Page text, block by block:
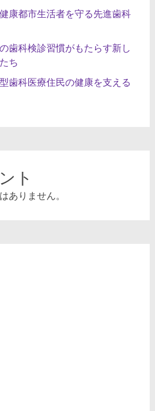
康都市生活者を守る先進歯科
歯科検診習慣がもたらす新し
ち
歯科医療住民の健康を支える
ト
ありません。